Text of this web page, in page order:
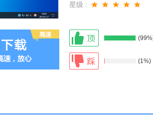
星级 :
(1%)